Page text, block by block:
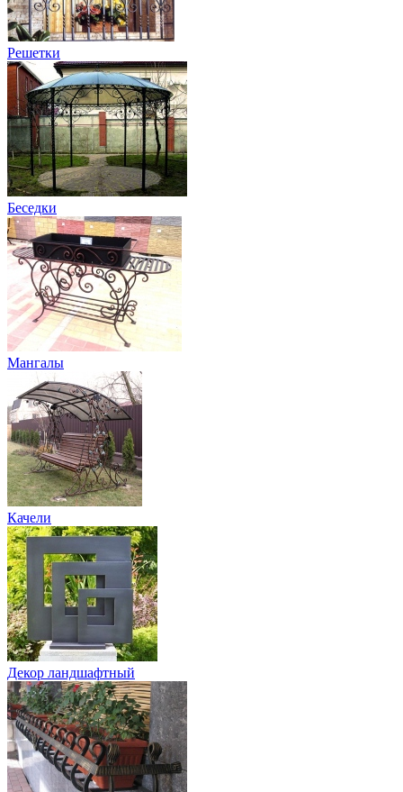
Решетки
Беседки
Мангалы
Качели
Декор ландшафтный